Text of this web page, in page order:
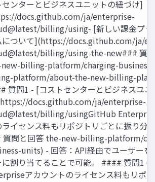
センターとビジネスユニットの紐づけ]
docs.github.com/ja/enterprise-
billing/using- [新しい課金プラ
について](https://docs.github.com/ja/
billing/using-the-new### 質
billing-platform/charging-
platform/about-the-new-billing-
質問1 - [コストセンターとビジネスユニ
docs.github.com/ja/enterprise-
billing/usingGitHub
ライセンス料もリポジトリごとに振り分
質問と回答 the-new-billing-platform/
units) - 回答：API経由でユーザーを
に割り当てることで可能。 #### 質問1
アカウントのライセンス料もリポ